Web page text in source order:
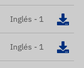
Inglés - 1
Inglés - 1